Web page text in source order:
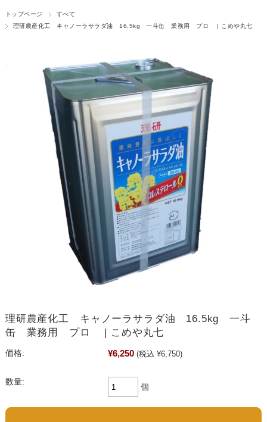
トップページ
すべて
理研農産化工 キャノーラサラダ油 16.5kg 一斗缶 業務用 プロ | こめや丸七
理研農産化工 キャノーラサラダ油 16.5kg 一斗
缶 業務用 プロ | こめや丸七
価格: ¥6,250 (税込 ¥6,750)
数量:
個